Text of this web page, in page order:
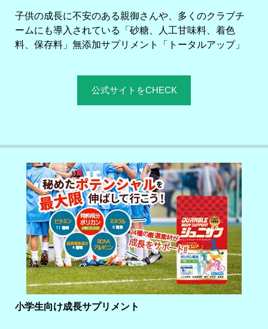
子供の成長に不安のある親御さんや、多くのクラブチ
ームにも導入されている「砂糖、人工甘味料、着色
料、保存料」無添加サプリメント「トータルアップ」
公式サイトをCHECK
小学生向け成長サプリメント